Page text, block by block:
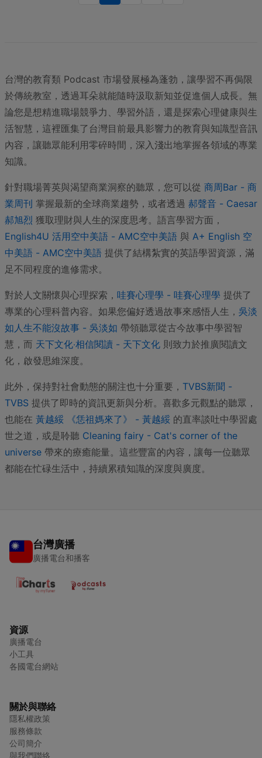
台灣的教育類 Podcast 市場發展極為蓬勃，讓學習不再侷限
於傳統教室，透過耳朵就能隨時汲取新知並促進個人成長。無
論您是想精進職場競爭力、學習外語，還是探索心理健康與生
活智慧，這裡匯集了台灣目前最具影響力的教育與知識型音訊
內容，讓聽眾能利用零碎時間，深入淺出地掌握各領域的專業
知識。
針對職場菁英與渴望商業洞察的聽眾，您可以從 商周Bar - 商
業周刊 掌握最新的全球商業趨勢，或者透過 郝聲音 - Caesar
郝旭烈 獲取理財與人生的深度思考。語言學習方面，
English4U 活用空中美語 - AMC空中美語 與 A+ English 空
中美語 - AMC空中美語 提供了結構紮實的英語學習資源，滿
足不同程度的進修需求。
對於人文關懷與心理探索， 哇賽心理學 - 哇賽心理學 提供了
專業的心理科普內容。如果您偏好透過故事來感悟人生， 吳淡
如人生不能沒故事 - 吳淡如 帶領聽眾從古今故事中學習智
慧，而 天下文化‧相信閱讀 - 天下文化 則致力於推廣閱讀文
化，啟發思維深度。
此外，保持對社會動態的關注也十分重要， TVBS新聞 -
TVBS 提供了即時的資訊更新與分析。喜歡多元觀點的聽眾，
也能在 黃越綏 《恁祖媽來了》 - 黃越綏 的直率談吐中學習處
世之道，或是聆聽 Cleaning fairy - Cat's corner of the
universe 帶來的療癒能量。這些豐富的內容，讓每一位聽眾
都能在忙碌生活中，持續累積知識的深度與廣度。
台灣廣播
廣播電台和播客
資源
廣播電台
小工具
各國電台網站
關於與聯絡
隱私權政策
服務條款
公司簡介
與我們聯絡